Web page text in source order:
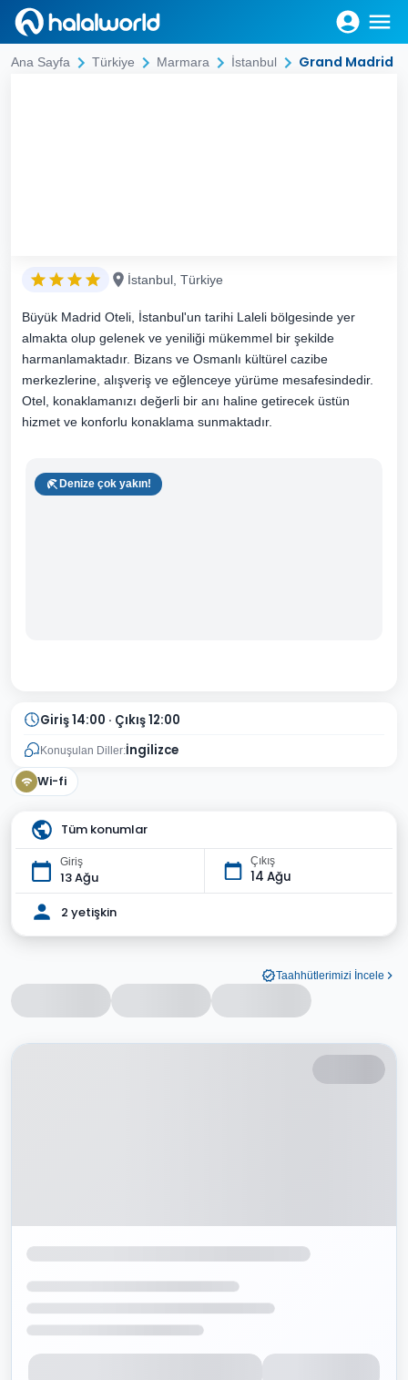
Ana Sayfa Türkiye Marmara İstanbul Grand Madrid
İstanbul, Türkiye
Büyük Madrid Oteli, İstanbul'un tarihi Laleli bölgesinde yer
almakta olup gelenek ve yeniliği mükemmel bir şekilde
harmanlamaktadır. Bizans ve Osmanlı kültürel cazibe
merkezlerine, alışveriş ve eğlenceye yürüme mesafesindedir.
Otel, konaklamanızı değerli bir anı haline getirecek üstün
hizmet ve konforlu konaklama sunmaktadır.
Denize çok yakın!
Giriş 14:00 · Çıkış 12:00
Konuşulan Diller:İngilizce
Wi-fi
Tüm konumlar
Giriş
13 Ağu
Çıkış
14 Ağu
2 yetişkin
Taahhütlerimizi İncele